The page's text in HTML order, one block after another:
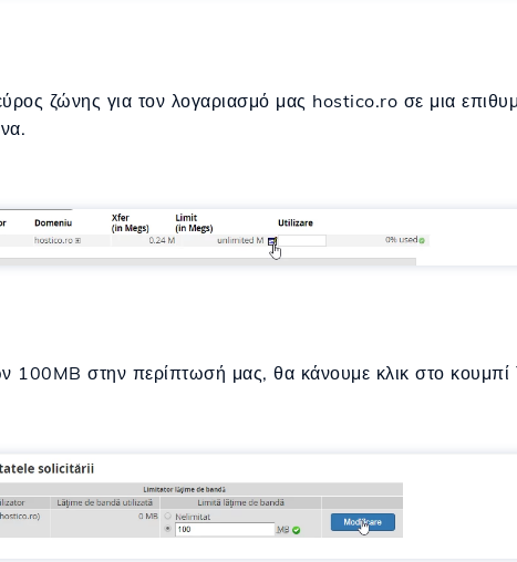
ζώνης για τον λογαριασμό μας hostico.ro σε μια
100MB στην περίπτωσή μας, θα κάνουμε κλικ στο